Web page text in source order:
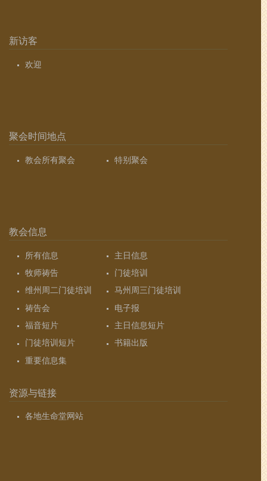
新访客
欢迎
聚会时间地点
教会所有聚会 特别聚会
教会信息
所有信息
主日信息
牧师祷告
门徒培训
维州周二门徒培训
马州周三门徒培训
祷告会
电子报
福音短片
主日信息短片
门徒培训短片
书籍出版
重要信息集
资源与链接
各地生命堂网站